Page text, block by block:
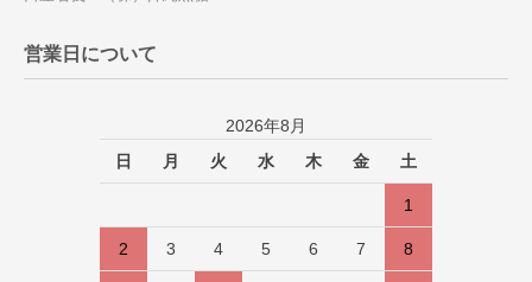
営業日について
2026年8月
日
月 火 水 木 金 土
1
2 3 4 5 6 7 8